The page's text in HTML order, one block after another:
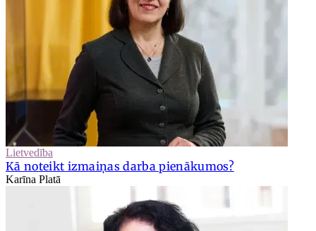
Lietvedība
Kā noteikt izmaiņas darba pienākumos?
Karīna Platā